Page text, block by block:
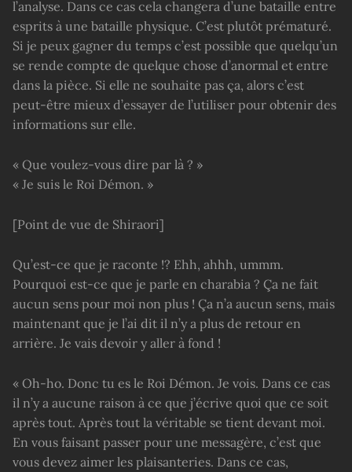
l’analyse. Dans ce cas cela changera d’une bataille entre
esprits à une bataille physique. C’est plutôt prématuré.
Si je peux gagner du temps c’est possible que quelqu’un
se rende compte de quelque chose d’anormal et entre
dans la pièce. Si elle ne souhaite pas ça, alors c’est
peut-être mieux d’essayer de l’utiliser pour obtenir des
informations sur elle.
« Que voulez-vous dire par là ? »
« Je suis le Roi Démon. »
[Point de vue de Shiraori]
Qu’est-ce que je raconte !? Ehh, ahhh, ummm.
Pourquoi est-ce que je parle en charabia ? Ça ne fait
aucun sens pour moi non plus ! Ça n’a aucun sens, mais
maintenant que je l’ai dit il n’y a plus de retour en
arrière. Je vais devoir y aller à fond !
« Oh-ho. Donc tu es le Roi Démon. Je vois. Dans ce cas
il n’y a aucune raison à ce que j’écrive quoi que ce soit
après tout. Après tout la véritable se tient devant moi.
En vous faisant passer pour une messagère, c’est que
vous devez aimer les plaisanteries. Dans ce cas,